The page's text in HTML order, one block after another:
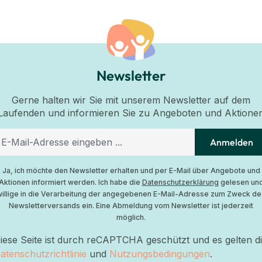
Newsletter
Gerne halten wir Sie mit unserem Newsletter auf dem
und informieren Sie zu Angeboten und
Anmelden
Ja, ich möchte den Newsletter erhalten und per E-Mail über Angebote und
informiert werden. Ich habe die Datenschutzerklärung gelesen
in die Verarbeitung der angegebenen E-Mail-Adresse zum Zweck
Newsletterversands ein. Eine Abmeldung vom Newsletter ist jederzeit
möglich.
Seite ist durch reCAPTCHA geschützt und es gelten
und Nutzungsbedingungen.